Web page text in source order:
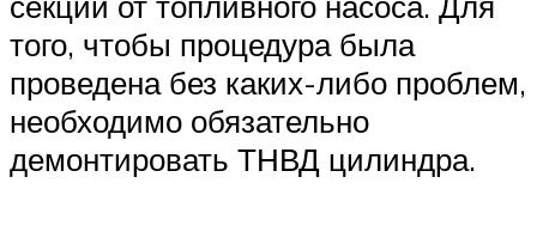
того, чтобы процедура была
проведена без каких-либо проблем,
необходимо обязательно
демонтировать ТНВД цилиндра.